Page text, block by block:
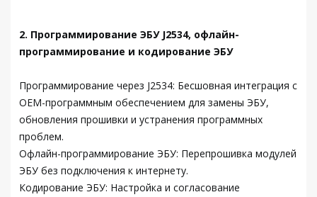
2. Программирование ЭБУ J2534, офлайн-
программирование и кодирование ЭБУ
Программирование через J2534: Бесшовная интеграция с
OEM-программным обеспечением для замены ЭБУ,
обновления прошивки и устранения программных
проблем.
Офлайн-программирование ЭБУ: Перепрошивка модулей
ЭБУ без подключения к интернету.
Кодирование ЭБУ: Настройка и согласование